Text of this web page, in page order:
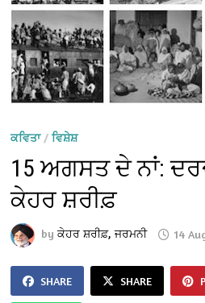
ਕਵਿਤਾ/ਵਿਸ਼ੇਸ਼
15 ਅਗਸਤ ਦੇ ਨਾਂ:
ਕੇਹਰ ਸ਼ਰੀਫ਼
byਕੇਹਰ ਸ਼ਰੀਫ਼, ਜਰਮਨੀ 14
SHARE SHARE